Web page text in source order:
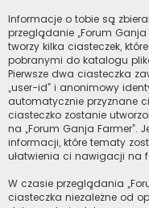
Informacje o tobie są
przeglądanie „Forum
tworzy kilka ciasteczek,
pobranymi do katalogu
Pierwsze dwa ciasteczka
„user-id” i anonimowy
automatycznie przyznane
ciasteczko zostanie
na „Forum Ganja Farmer”.
informacji, które tematy
ułatwienia ci nawigacji na
W czasie przeglądania
ciasteczka niezależne od